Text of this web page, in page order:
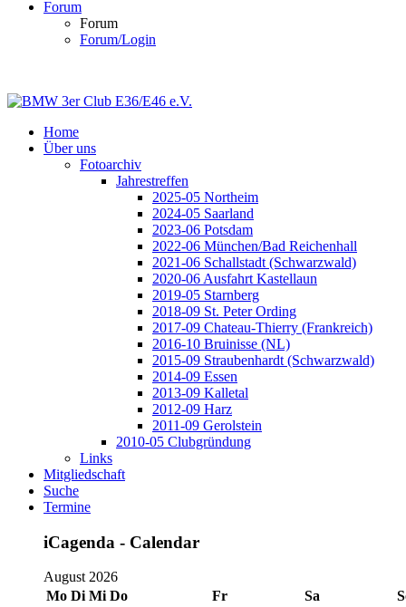
Forum
Forum
Forum/Login
Home
Über uns
Fotoarchiv
Jahrestreffen
2025-05 Northeim
2024-05 Saarland
2023-06 Potsdam
2022-06 München/Bad Reichenhall
2021-06 Schallstadt (Schwarzwald)
2020-06 Ausfahrt Kastellaun
2019-05 Starnberg
2018-09 St. Peter Ording
2017-09 Chateau-Thierry (Frankreich)
2016-10 Bruinisse (NL)
2015-09 Straubenhardt (Schwarzwald)
2014-09 Essen
2013-09 Kalletal
2012-09 Harz
2011-09 Gerolstein
2010-05 Clubgründung
Links
Mitgliedschaft
Suche
Termine
iCagenda - Calendar
August 2026
Mo Di Mi Do Fr Sa